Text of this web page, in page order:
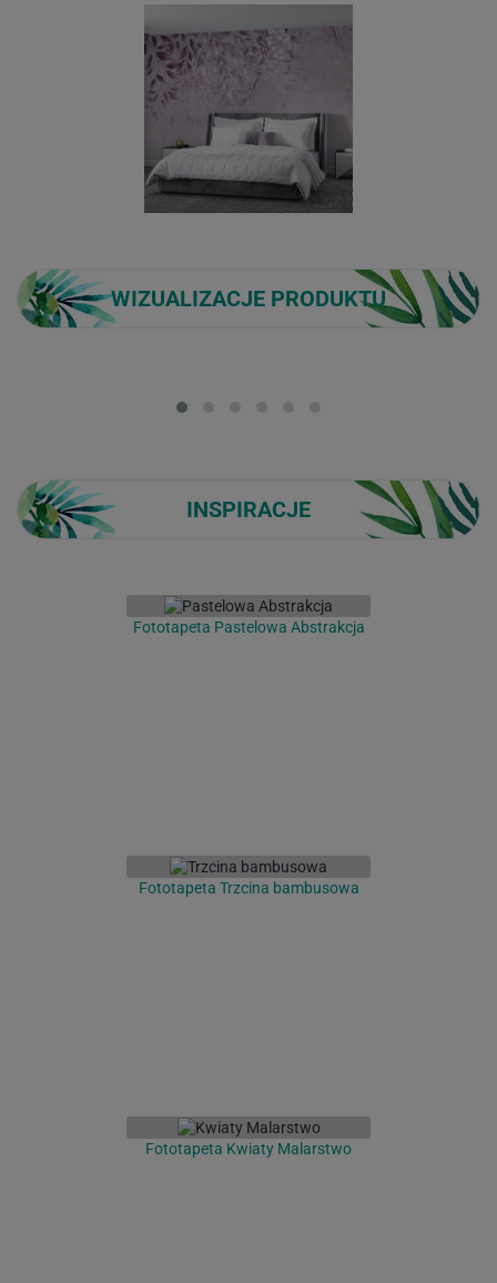
WIZUALIZACJE PRODUKTU
INSPIRACJE
Fototapeta Pastelowa Abstrakcja
Fototapeta Trzcina bambusowa
Fototapeta Kwiaty Malarstwo